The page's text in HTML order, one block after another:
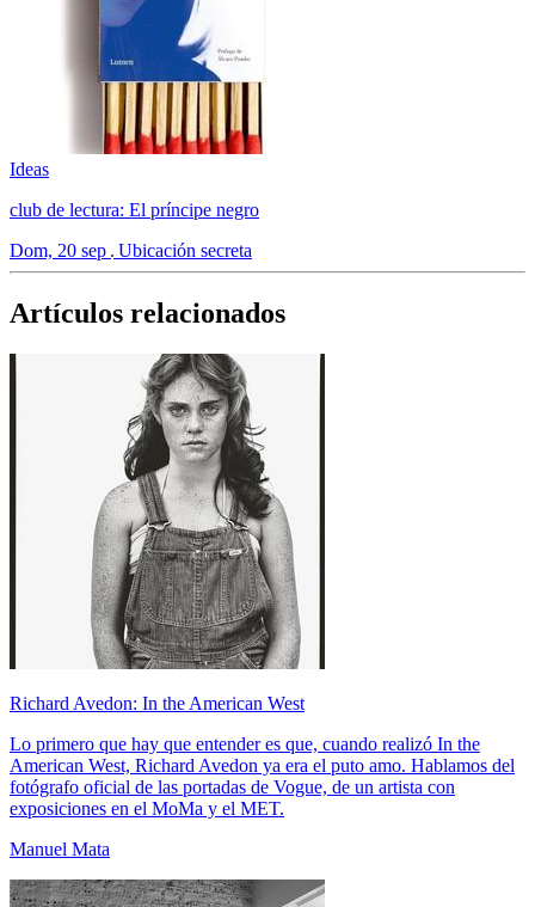
Ideas
club de lectura: El príncipe negro
Dom, 20 sep Ubicación secreta
Artículos relacionados
Richard Avedon: In the American West
Lo primero que hay que entender es que, cuando realizó In the
American West, Richard Avedon ya era el puto amo. Hablamos del
fotógrafo oficial de las portadas de Vogue, de un artista con
exposiciones en el MoMa y el MET.
Manuel Mata